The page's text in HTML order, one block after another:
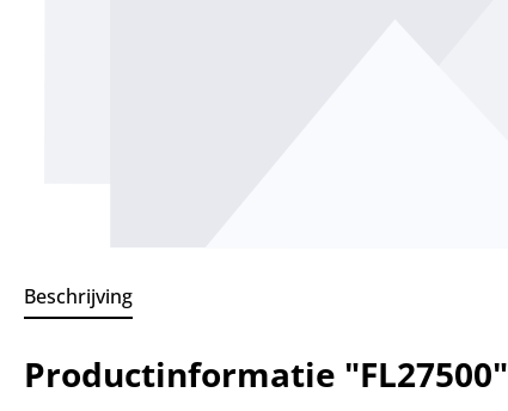
Beschrijving
Productinformatie "FL27500"